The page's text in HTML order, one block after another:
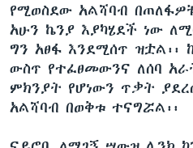
የሚወስደው አልሻባብ
አሁን ኬንያ እያካሄደች ነው
ግን አፀፋ እንደሚሰጥ
ውስጥ የተፈፀመውንና ለሰባ
ምክንያት የሆነውን ጥቃት
አልሻባብ በወቅቱ ተናግሯል፡፡